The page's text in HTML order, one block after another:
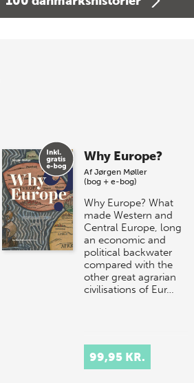
Why Europe?
Af Jørgen Møller
(bog + e-bog)
Why Europe? What
made Western and
Central Europe, long
an economic and
political backwater
compared with the
other great agrarian
civilisations of Eur…
99,95 KR.